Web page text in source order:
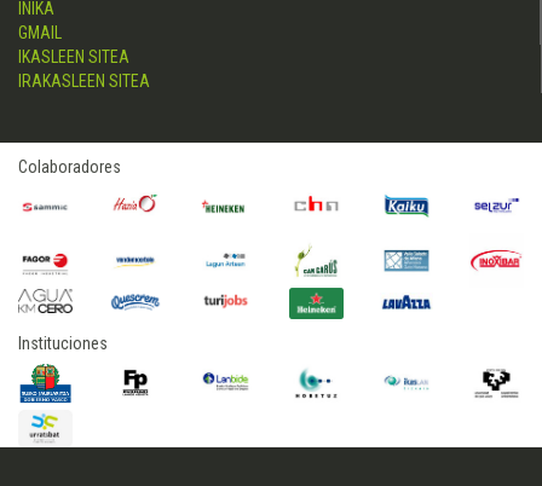
INIKA
GMAIL
IKASLEEN SITEA
IRAKASLEEN SITEA
Colaboradores
Instituciones